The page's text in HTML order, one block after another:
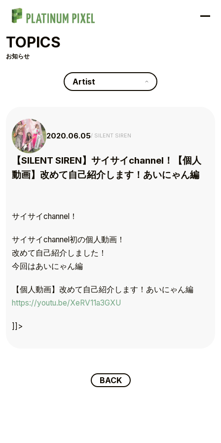
TOP
TOPICS
SCHEDULE
TOPICS
お知らせ
Artist
2020.06.05 SILENT SIREN
【SILENT SIREN】サイサイchannel！【個人
動画】改めて自己紹介します！あいにゃん編
サイサイchannel！
サイサイchannel初の個人動画！
改めて自己紹介しました！
今回はあいにゃん編
【個人動画】改めて自己紹介します！あいにゃん編
https://youtu.be/XeRV11a3GXU
]]>
BACK